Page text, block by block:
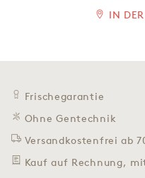
IN
Frischegarantie
Ohne Gentechnik
Versandkostenfrei ab
Kauf auf Rechnung,